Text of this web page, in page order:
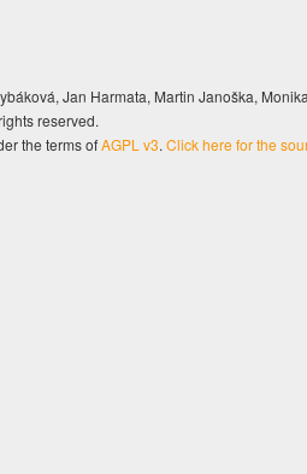
Jan Harmata, Martin Janoška,
reserved.
the terms ofAGPL v3. Click here for the